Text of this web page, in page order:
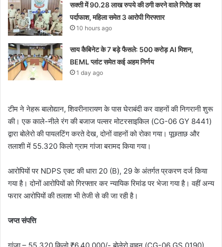
सक्ती में 90.28 लाख रुपये की ठगी करने वाले गिरोह का
पर्दाफाश, महिला समेत 3 आरोपी गिरफ्तार
10 hours ago
साय कैबिनेट के 7 बड़े फैसले: 500 करोड़ AI मिशन,
BEML प्लांट समेत कई अहम निर्णय
1 day ago
टीम ने नेहरू बालोद्यान, शिवरीनारायण के पास घेराबंदी कर वाहनों की निगरानी शुरू
की। एक काले-नीले रंग की बजाज पल्सर मोटरसाइकिल (CG-06 GY 8441)
द्वारा बोलेरो की पायलटिंग करते देख, दोनों वाहनों को रोका गया। पूछताछ और
तलाशी में 55.320 किलो ग्राम गांजा बरामद किया गया।
आरोपियों पर NDPS एक्ट की धारा 20 (B), 29 के अंतर्गत प्रकरण दर्ज किया
गया है। दोनों आरोपियों को गिरफ्तार कर न्यायिक रिमांड पर भेजा गया है। वहीं अन्य
फरार आरोपियों की तलाश भी तेजी से की जा रही है।
जप्त संपत्ति